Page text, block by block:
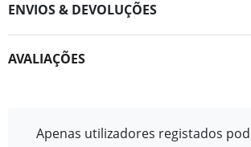
ENVIOS & DEVOLUÇÕES
AVALIAÇÕES
Apenas utilizadores registados